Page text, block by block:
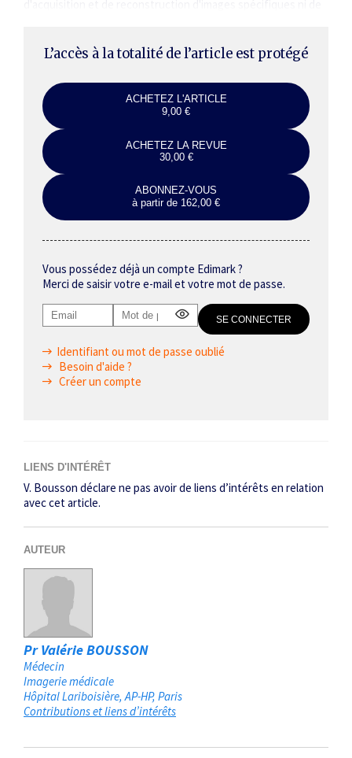
L’accès à la totalité de l’article est protégé
ACHETEZ L'ARTICLE
9,00 €
ACHETEZ LA REVUE
30,00 €
ABONNEZ-VOUS
à partir de 162,00 €
Vous possédez déjà un compte Edimark ?
Merci de saisir votre e-mail et votre mot de passe.
Identifiant ou mot de passe oublié
Besoin d'aide ?
Créer un compte
LIENS D'INTÉRÊT
V. Bousson déclare ne pas avoir de liens d’intérêts en relation
avec cet article.
AUTEUR
Pr Valérie BOUSSON
Médecin
Imagerie médicale
Hôpital Lariboisière, AP-HP Paris
Contributions et liens d’intérêts